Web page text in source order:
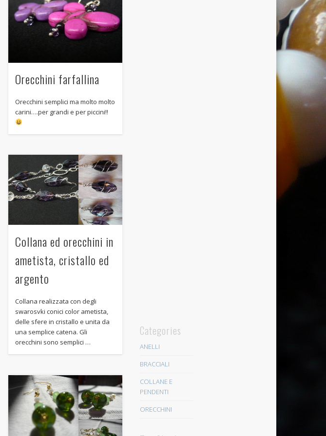
Orecchini farfallina
Orecchini semplici ma molto molto
carini….per grandi e per piccini!!
Collana ed orecchini in
ametista, cristallo ed
argento
Collana realizzata con degli
swarosvki conici color ametista,
delle sfere in cristallo e unita da
una semplice catena. Gli
orecchini sono semplici …
Categories
ANELLI
BRACCIALI
COLLANE E
PENDENTI
ORECCHINI